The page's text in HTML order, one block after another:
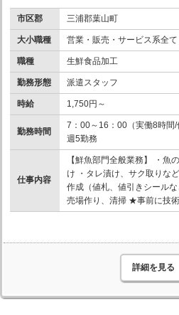
市区郡 三浦郡葉山町
大小職種 営業・販売・サービス系全
職種 生鮮食品加工
勤務形態 派遣スタッフ
時給 1,750円～
勤務時間
7：00～16：00（実働8時間/
週5勤務
仕事内容
【鮮魚部門全般業務】 ・魚
け ・タレ漬け、サク取りな
作成（値札、値引きシール
売場作り、清掃 ★事前に技術
詳細を見る